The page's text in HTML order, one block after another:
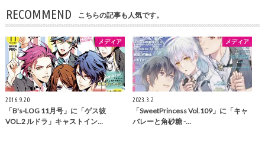
RECOMMEND こちらの記事も人気です。
メディア
2016.9.20
「B's-LOG 11月号」に「ゲス彼
VOL.2 ルドラ」キャストイン…
メディア
2023.3.2
「SweetPrincess Vol.109」に「キャ
バレーと角砂糖 -…